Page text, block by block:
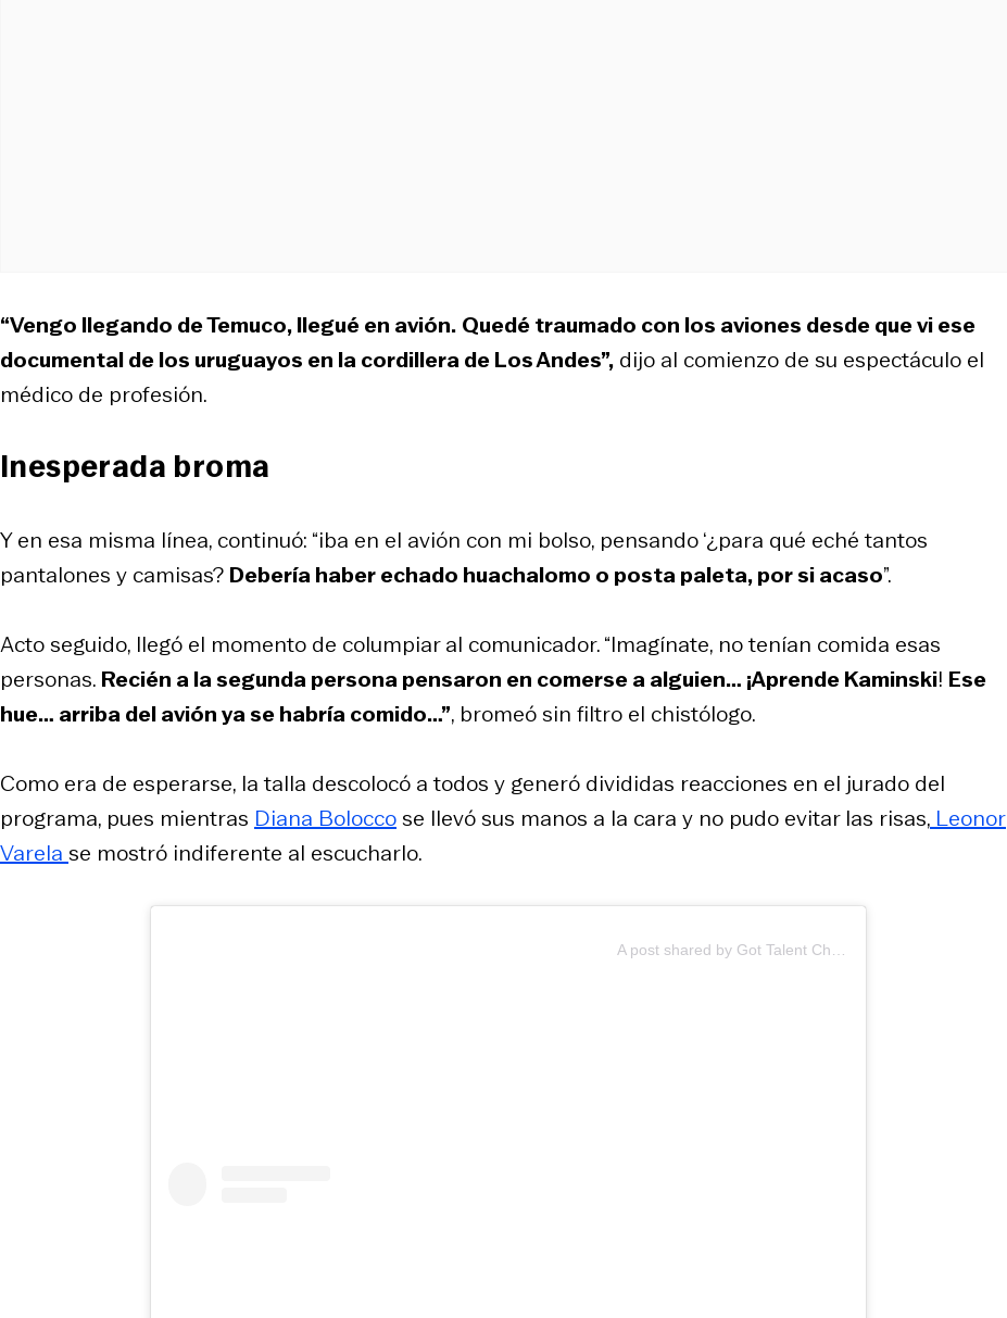
“Vengo llegando de Temuco, llegué en avión. Quedé traumado con los aviones desde que vi ese
documental de los uruguayos en la cordillera de Los Andes”, dijo al comienzo de su espectáculo el
médico de profesión.
Inesperada broma
Y en esa misma línea, continuó: “iba en el avión con mi bolso, pensando ‘¿para qué eché tantos
pantalones y camisas? Debería haber echado huachalomo o posta paleta, por si acaso”.
Acto seguido, llegó el momento de columpiar al comunicador. “Imagínate, no tenían comida esas
personas. Recién a la segunda persona pensaron en comerse a alguien… ¡Aprende Kaminski! Ese
hue… arriba del avión ya se habría comido…”, bromeó sin filtro el chistólogo.
Como era de esperarse, la talla descolocó a todos y generó divididas reacciones en el jurado del
programa, pues mientras Diana Boloccose llevó sus manos a la cara y no pudo evitar las risas, Leonor
Varela se mostró indiferente al escucharlo.